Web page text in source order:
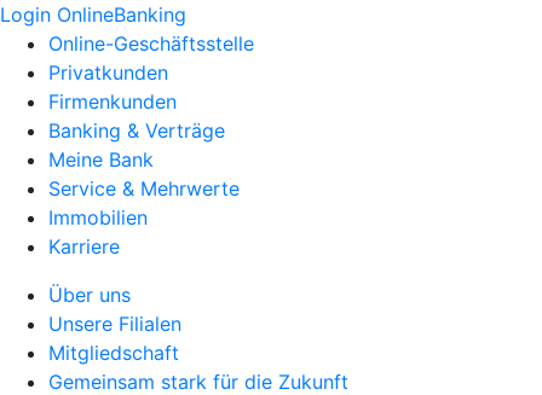
Login OnlineBanking
Online-Geschäftsstelle
Privatkunden
Firmenkunden
Banking & Verträge
Meine Bank
Service & Mehrwerte
Immobilien
Karriere
Über uns
Unsere Filialen
Mitgliedschaft
Gemeinsam stark für die Zukunft